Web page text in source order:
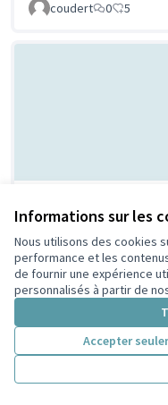
Informations sur les
Nous utilisons des cookies
performance et les
de fournir une expérience
personnalisés à partir de
Accepter
coudert 0 5
Villeurbanne
Febpecker
9 9